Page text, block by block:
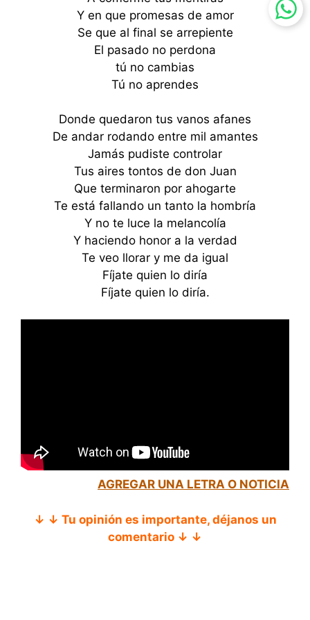
Y en que promesas de amor
Se que al final se arrepiente
El pasado no perdona
tú no cambias
Tú no aprendes
Donde quedaron tus vanos afanes
De andar rodando entre mil amantes
Jamás pudiste controlar
Tus aires tontos de don Juan
Que terminaron por ahogarte
Te está fallando un tanto la hombría
Y no te luce la melancolía
Y haciendo honor a la verdad
Te veo llorar y me da igual
Fíjate quien lo diría
Fíjate quien lo diría.
AGREGAR UNA LETRA O NOTICIA
↓ ↓ Tu opinión es importante, déjanos un
comentario ↓ ↓